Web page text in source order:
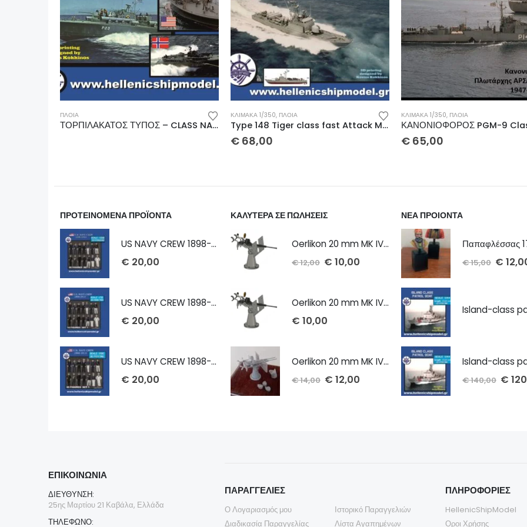
ΠΛΟΙΑ
ΤΟΡΠΙΛΑΚΑΤΟΣ ΤΥΠΟΣ – CLASS NASTY-TJELD 1/87 28.16 cm
ΚΛΊΜΑΚΑ 1/350, ΠΛΟΙΑ
Type 148 Tiger class fast Attack Missile Craft La Combattante IIA ΠΥΡΑΥΛΑΚΑΤΟΣ 1/350
€ 68,00
ΚΛΊΜΑΚΑ 1/350, ΠΛΟΙΑ
€ 65,00
ΠΡΟΤΕΙΝΟΜΕΝΑ ΠΡΟΪΟΝΤΑ
US NAVY CREW 1898-1913 1/232
€ 20,00
US NAVY CREW 1898-1913 1/72
€ 20,00
US NAVY CREW 1898-1913 1/100
€ 20,00
ΚΑΛΥΤΕΡΑ ΣΕ ΠΩΛΗΣΕΙΣ
Oerlikon 20 mm MK IV cannon 1/72 x 2 τμχ
€12,00 € 10,00
Oerlikon 20 mm MK IV cannon 1/100 x 2 τμχ
€ 10,00
Oerlikon 20 mm MK IV twin cannon 1/72 x 2 τμχ
€14,00 € 12,00
ΝΕΑ ΠΡΟΙΟΝΤΑ
€15,00 €
€140,00 €
ΕΠΙΚΟΙΝΩΝΊΑ
ΔΙΕΎΘΥΝΣΗ:
25ης Μαρτίου 21 Καβάλα, Ελλάδα
ΤΗΛΈΦΩΝΟ:
ΠΑΡΑΓΓΕΛΙΕΣ
Ο Λογαριασμός μου
Διαδικασία Παραγγελίας
Ιστορικό Παραγγελιών
Λίστα Αγαπημένων
ΠΛΗΡΟΦΟΡΙΕΣ
HellenicShipModel
Οροι Χρήσης